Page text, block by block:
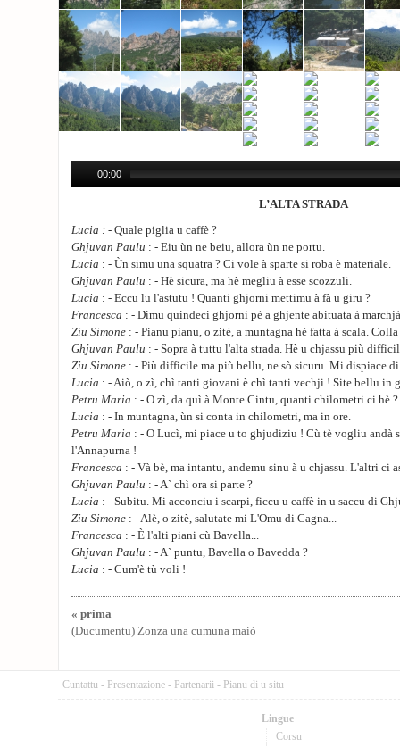
00:00
L’ALTA STRADA
Lucia : - Quale piglia u caffè ?
Ghjuvan Paulu : - Eiu ùn ne beiu, allora ùn ne portu.
Lucia : - Ùn simu una squatra ? Ci vole à sparte si roba è materiale.
Ghjuvan Paulu : - Hè sicura, ma hè megliu à esse scozzuli.
Lucia : - Eccu lu l'astutu ! Quanti ghjorni mettimu à fà u giru ?
Francesca : - Dimu quindeci ghjorni pè a ghjente abituata à
Ziu Simone : - Pianu pianu, o zitè, a muntagna hè fatta à scala. Colla
Ghjuvan Paulu : - Sopra à tuttu l'alta strada. Hè u chjassu più
Ziu Simone : - Più difficile ma più bellu, ne sò sicuru. Mi dispiace
Lucia : - Aiò, o zì, chì tanti giovani è chì tanti vechji ! Site bellu in
Petru Maria : - O zì, da quì à Monte Cintu, quanti chilometri ci hè ?
Lucia : - In muntagna, ùn si conta in chilometri, ma in ore.
Petru Maria : - O Lucì, mi piace u to ghjudiziu ! Cù tè vogliu andà
l'Annapurna !
Francesca : - Và bè, ma intantu, andemu sinu à u chjassu. L'altri ci
Ghjuvan Paulu : - A` chì ora si parte ?
Lucia : - Subitu. Mi acconciu i scarpi, ficcu u caffè in u saccu di
Ziu Simone : - Alè, o zitè, salutate mi L'Omu di Cagna...
Francesca : - È l'alti piani cù Bavella...
Ghjuvan Paulu : - A` puntu, Bavella o Bavedda ?
Lucia : - Cum'è tù voli !
« prima
(Ducumentu) Zonza una cumuna maiò
Cuntattu - Presentazione - Partenarii - Pianu di u situ
Lingue
Corsu